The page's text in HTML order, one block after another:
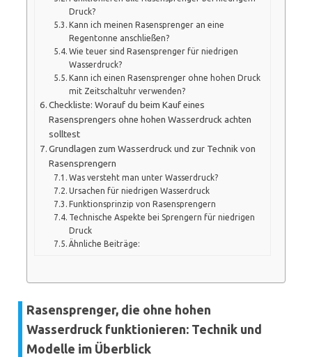
Druck?
Kann ich meinen Rasensprenger an eine
Regentonne anschließen?
Wie teuer sind Rasensprenger für niedrigen
Wasserdruck?
Kann ich einen Rasensprenger ohne hohen Druck
mit Zeitschaltuhr verwenden?
Checkliste: Worauf du beim Kauf eines
Rasensprengers ohne hohen Wasserdruck achten
solltest
Grundlagen zum Wasserdruck und zur Technik von
Rasensprengern
Was versteht man unter Wasserdruck?
Ursachen für niedrigen Wasserdruck
Funktionsprinzip von Rasensprengern
Technische Aspekte bei Sprengern für niedrigen
Druck
Ähnliche Beiträge:
Rasensprenger, die ohne hohen
Wasserdruck funktionieren: Technik und
Modelle im Überblick